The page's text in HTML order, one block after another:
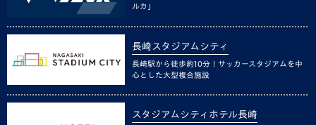
ルカ」
長崎スタジアムシティ
長崎駅から徒歩約10分！サッカースタジアムを中
心とした大型複合施設
スタジアムシティホテル長崎